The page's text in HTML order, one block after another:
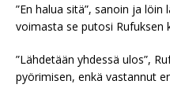
”En halua sitä”, sanoin ja löin
voimasta se putosi Rufuksen
”Lähdetään yhdessä ulos”,
pyörimisen, enkä vastannut